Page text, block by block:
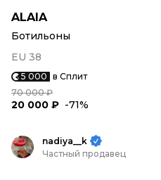
ALAIA
Ботильоны
EU 38
5 000 в Сплит
70 000 ₽
20 000 ₽ -71%
nadiya__k
Частный продавец